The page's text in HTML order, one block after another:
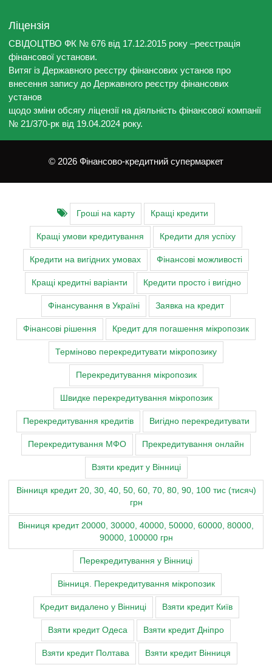
Ліцензія
СВІДОЦТВО ФК № 676 від 17.12.2015 року –реєстрація
фінансової установи.
Витяг із Державного реєстру фінансових установ про
внесення запису до Державного реєстру фінансових
установ
щодо зміни обсягу ліцензії на діяльність фінансової компанії
№ 21/370-рк від 19.04.2024 року.
© 2026 Фінансово-кредитний супермаркет
Гроші на карту Кращі кредити
Кращі умови кредитування Кредити для успіху
Кредити на вигідних умовах Фінансові можливості
Кращі кредитні варіанти Кредити просто і вигідно
Фінансування в Україні Заявка на кредит
Фінансові рішення Кредит для погашення мікропозик
Терміново перекредитувати мікропозику
Перекредитування мікропозик
Швидке перекредитування мікропозик
Перекредитування кредитів Вигідно перекредитувати
Перекредитування МФО Прекредитування онлайн
Взяти кредит у Вінниці
Вінниця кредит 20, 30, 40, 50, 60, 70, 80, 90, 100 тис (тисяч)
грн
Вінниця кредит 20000, 30000, 40000, 50000, 60000, 80000,
90000, 100000 грн
Перекредитування у Вінниці
Вінниця. Перекредитування мікропозик
Кредит видалено у Вінниці Взяти кредит Київ
Взяти кредит Одеса Взяти кредит Дніпро
Взяти кредит Полтава Взяти кредит Вінниця